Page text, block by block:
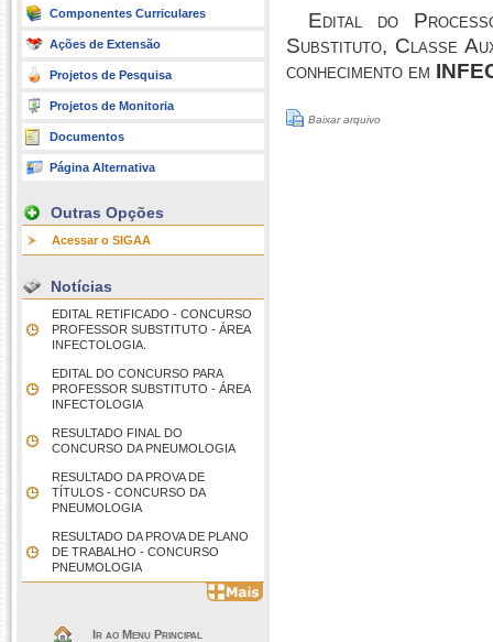
Componentes Curriculares
Ações de Extensão
Projetos de Pesquisa
Projetos de Monitoria
Documentos
Página Alternativa
Outras Opções
Acessar o SIGAA
Notícias
EDITAL RETIFICADO - CONCURSO
PROFESSOR SUBSTITUTO - ÁREA
INFECTOLOGIA.
EDITAL DO CONCURSO PARA
PROFESSOR SUBSTITUTO - ÁREA
INFECTOLOGIA
RESULTADO FINAL DO
CONCURSO DA PNEUMOLOGIA
RESULTADO DA PROVA DE
TÍTULOS - CONCURSO DA
PNEUMOLOGIA
RESULTADO DA PROVA DE PLANO
DE TRABALHO - CONCURSO
PNEUMOLOGIA
Ir ao Menu Principal
Edital do
Substituto, Classe
conhecimento em
Baixar arquivo